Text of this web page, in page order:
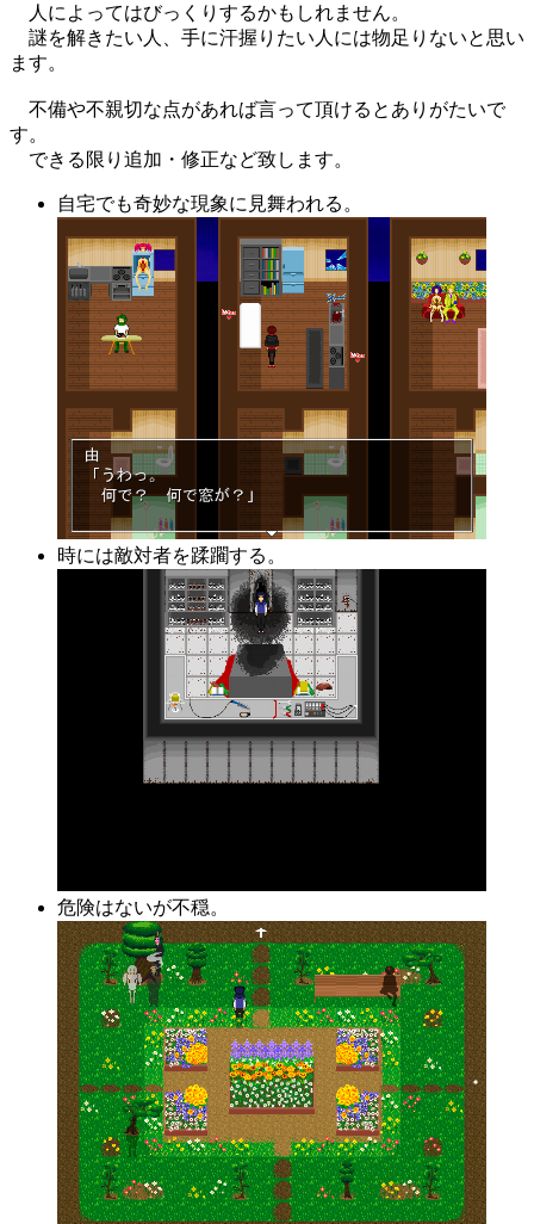
人によってはびっくりするかもしれません。
謎を解きたい人、手に汗握りたい人には物足りないと思い
ます。
不備や不親切な点があれば言って頂けるとありがたいで
す。
できる限り追加・修正など致します。
自宅でも奇妙な現象に見舞われる。
時には敵対者を蹂躙する。
危険はないが不穏。